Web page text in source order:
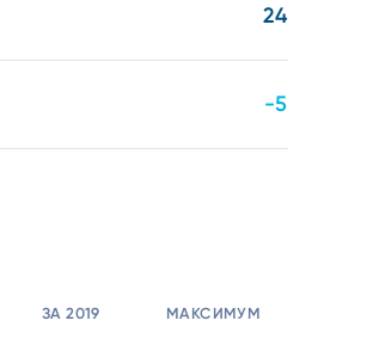
24
-5
ЗА 2019 МАКСИМУМ